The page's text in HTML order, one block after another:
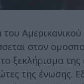
του
στον
ξεκλήρισμα της
της ένωσης.